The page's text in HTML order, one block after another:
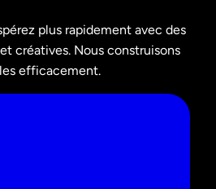
plus rapidement avec des
créatives. Nous construisons
efficacement.